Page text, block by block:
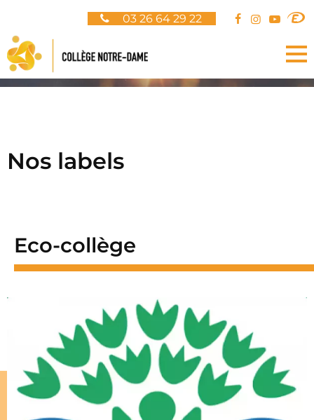
03 26 64 29 22
Nos labels
Eco-collège